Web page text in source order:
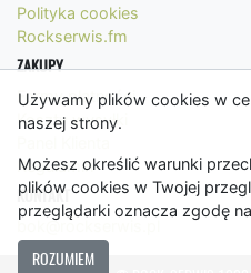
Używamy plików cookies w
naszej strony.
Możesz określić warunki
plików cookies w Twojej
przeglądarki oznacza zgodę
ROZUMIEM
Polityka cookies
Rockserwis.fm
ZAKUPY
Formy płatności
Koszty wysyłki
Regulamin
KONTAKT
bok@rockserwis.pl